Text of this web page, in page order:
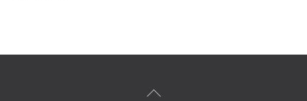
To